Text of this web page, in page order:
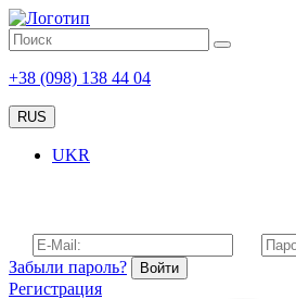
+38 (098) 138 44 04
RUS
UKR
Забыли пароль? Войти
Регистрация